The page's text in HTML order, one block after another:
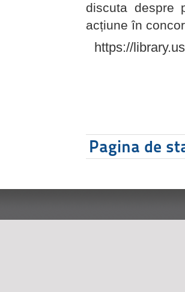
discuta despre
acțiune în
https://
Pagina de